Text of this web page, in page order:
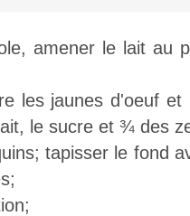
amener le lait au
les jaunes d'oeuf et
le sucre et ¾ des
tapisser le fond